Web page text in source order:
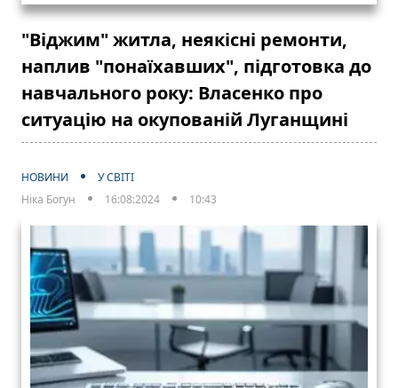
"Віджим" житла, неякісні ремонти,
наплив "понаїхавших", підготовка до
навчального року: Власенко про
ситуацію на окупованій Луганщині
НОВИНИ
У СВІТІ
Ніка Богун
16:08:2024 10:43